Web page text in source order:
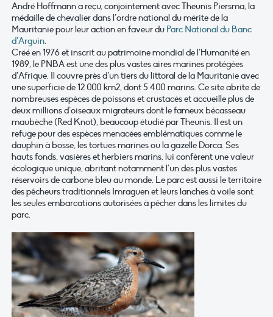
André Hoffmann a reçu, conjointement avec Theunis Piersma, la
médaille de chevalier dans l’ordre national du mérite de la
Mauritanie pour leur action en faveur du Parc National du Banc
d’Arguin.
Créé en 1976 et inscrit au patrimoine mondial de l’Humanité en
1989, le PNBA est une des plus vastes aires marines protégées
d’Afrique. Il couvre près d’un tiers du littoral de la Mauritanie avec
une superficie de 12 000 km2, dont 5 400 marins. Ce site abrite de
nombreuses espèces de poissons et crustacés et accueille plus de
deux millions d’oiseaux migrateurs dont le fameux bécasseau
maubèche (Red Knot), beaucoup étudié par Theunis. Il est un
refuge pour des espèces menacées emblématiques comme le
dauphin à bosse, les tortues marines ou la gazelle Dorca. Ses
hauts fonds, vasières et herbiers marins, lui confèrent une valeur
écologique unique, abritant notamment l’un des plus vastes
réservoirs de carbone bleu au monde. Le parc est aussi le territoire
des pêcheurs traditionnels Imraguen et leurs lanches à voile sont
les seules embarcations autorisées à pêcher dans les limites du
parc.